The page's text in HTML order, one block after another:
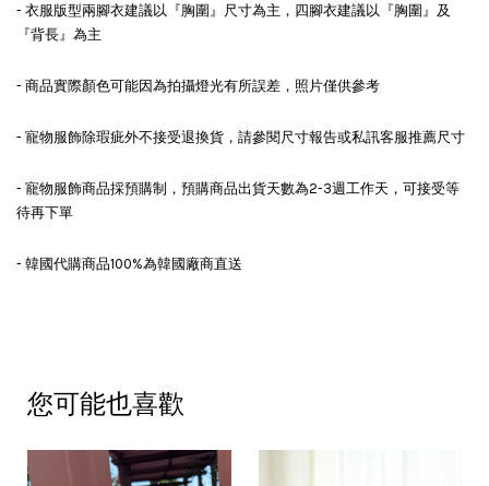
- 衣服版型兩腳衣建議以『胸圍』尺寸為主，四腳衣建議以『胸圍』及
『背長』為主
- 商品實際顏色可能因為拍攝燈光有所誤差，照片僅供參考
- 寵物服飾除瑕疵外不接受退換貨，請參閱尺寸報告或私訊客服推薦尺寸
- 寵物服飾商品採預購制，預購商品出貨天數為2-3週工作天，可接受等
待再下單
- 韓國代購商品100%為韓國廠商直送
您可能也喜歡